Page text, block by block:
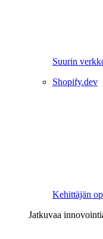
Suurin
Shopify.dev
Kehittäjän
Jatkuvaa